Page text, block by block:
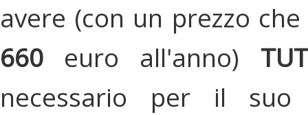
avere (con un prezzo
660 euro all'anno)
necessario per il suo